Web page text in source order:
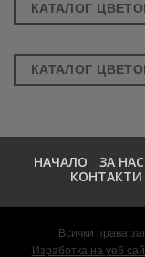
КАТАЛОГ
КАТАЛОГ
НАЧАЛО ЗА НАС
КОНТАКТИ
Всички права
Изработка на уеб